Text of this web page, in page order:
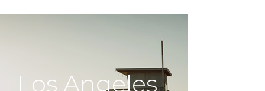
Los Angeles